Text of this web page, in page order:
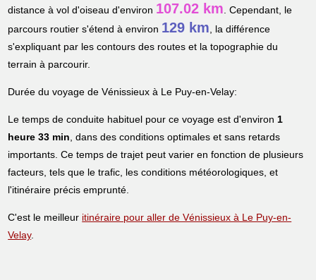
distance à vol d'oiseau d'environ 107.02 km. Cependant, le
parcours routier s'étend à environ 129 km, la différence
s'expliquant par les contours des routes et la topographie du
terrain à parcourir.
Durée du voyage de Vénissieux à Le Puy-en-Velay:
Le temps de conduite habituel pour ce voyage est d'environ1
heure 33 min, dans des conditions optimales et sans retards
importants. Ce temps de trajet peut varier en fonction de plusieurs
facteurs, tels que le trafic, les conditions météorologiques, et
l'itinéraire précis emprunté.
C'est le meilleur itinéraire pour aller de Vénissieux à Le Puy-en-
Velay.